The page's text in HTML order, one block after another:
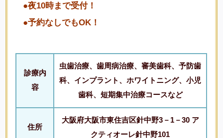
●夜10時まで受付！
●予約なしでもOK！
診療内
容
虫歯治療、歯周病治療、審美歯科、予防歯
科、インプラント、ホワイトニング、小児
歯科、短期集中治療コースなど
住所
大阪府大阪市東住吉区針中野3－1－30 ア
クティオーレ針中野101